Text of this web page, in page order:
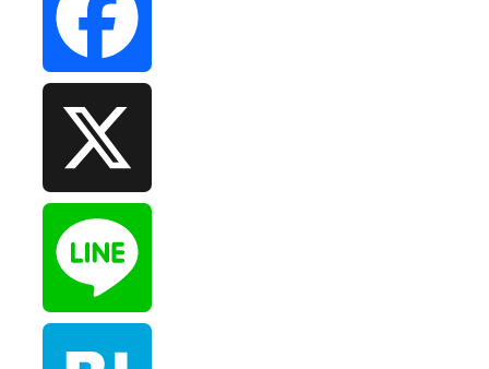
c
e
b
X